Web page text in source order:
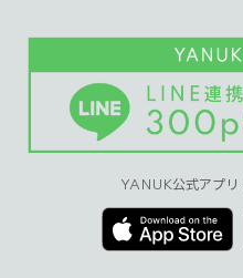
YANUK公式アプリ